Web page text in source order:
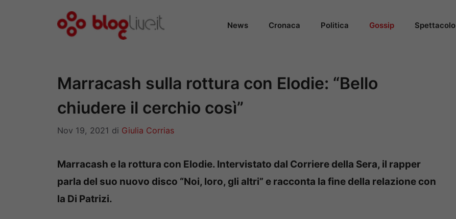
News Cronaca Politica Gossip Spettacolo
Marracash sulla rottura con Elodie: “Bello
chiudere il cerchio così”
Nov 19, 2021 di Giulia Corrias
Marracash e la rottura con Elodie. Intervistato dal Corriere della Sera, il rapper
parla del suo nuovo disco “Noi, loro, gli altri” e racconta la fine della relazione con
la Di Patrizi.